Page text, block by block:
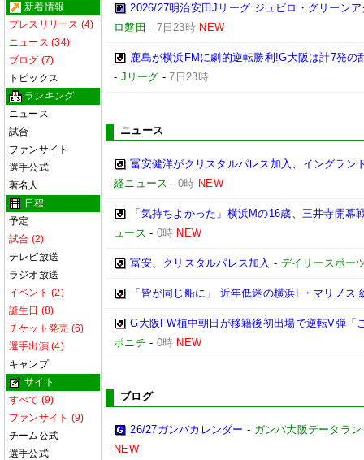
新着情報
プレスリリース (4)
ニュース (34)
ブログ (7)
トピックス
ランキング
ニュース
試合
ファンサイト
選手公式
著名人
日程
予定
試合 (2)
テレビ放送
ラジオ放送
イベント (2)
誕生日 (8)
チケット発売 (6)
選手出演 (4)
キャンプ
サイト
すべて (9)
ファンサイト (9)
チーム公式
選手公式
2026/27明治安田Jリーグ ジュビロ・グリーン
ロ磐田 - 7日23時 NEW
鹿島が横浜FMに劇的逆転勝利!G大阪は計7発
- Jリーグ -7日23時
ニュース
冨安健洋がクリスタルパレス加入、イングラン
経ニュース -0時 NEW
「気持ちよかった」横浜Mの16歳、三井寺開
ュース - 0時 NEW
冨安、クリスタルパレス加入 - デイリースポー
「皆が同じ船に」 近年低迷の横浜F・マリノス
G大阪FW植中朝日が移籍後初出場で逆転V弾「
ポニチ - 0時 NEW
ブログ
26/27ガンバカレンダー - ガンバ大阪データラ
NEW